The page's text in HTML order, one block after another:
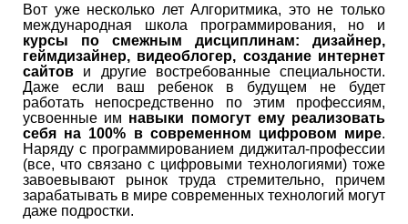
Вот уже несколько лет Алгоритмика, это не только
международная школа программирования, но и
курсы по смежным дисциплинам: дизайнер,
геймдизайнер, видеоблогер, создание интернет
сайтов и другие востребованные специальности.
Даже если ваш ребенок в будущем не будет
работать непосредственно по этим профессиям,
усвоенные им навыки помогут ему реализовать
себя на 100% в современном цифровом мире.
Наряду с программированием диджитал-профессии
(все, что связано с цифровыми технологиями) тоже
завоевывают рынок труда стремительно, причем
зарабатывать в мире современных технологий могут
даже подростки.